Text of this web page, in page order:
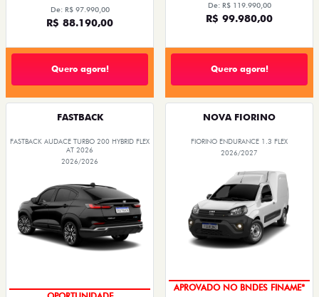
De: R$ 97.990,00
R$ 88.190,00
Quero agora!
De: R$ 119.990,00
R$ 99.980,00
Quero agora!
FASTBACK
FASTBACK AUDACE TURBO 200 HYBRID FLEX
AT 2026
2026/2026
NOVA FIORINO
FIORINO ENDURANCE 1.3 FLEX
2026/2027
APROVADO NO BNDES FINAME*